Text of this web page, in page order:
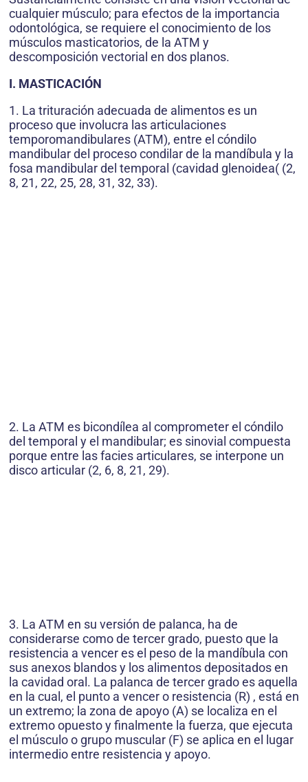
cualquier músculo; para efectos de la importancia
odontológica, se requiere el conocimiento de los
músculos masticatorios, de la ATM y
descomposición vectorial en dos planos.
I. MASTICACIÓN
1. La trituración adecuada de alimentos es un
proceso que involucra las articulaciones
temporomandibulares (ATM), entre el cóndilo
mandibular del proceso condilar de la mandíbula y la
fosa mandibular del temporal (cavidad glenoidea( (2,
8, 21, 22, 25, 28, 31, 32, 33).
2. La ATM es bicondílea al comprometer el cóndilo
del temporal y el mandibular; es sinovial compuesta
porque entre las facies articulares, se interpone un
disco articular (2, 6, 8, 21, 29).
3. La ATM en su versión de palanca, ha de
considerarse como de tercer grado, puesto que la
resistencia a vencer es el peso de la mandíbula con
sus anexos blandos y los alimentos depositados en
la cavidad oral. La palanca de tercer grado es aquella
en la cual, el punto a vencer o resistencia (R) , está en
un extremo; la zona de apoyo (A) se localiza en el
extremo opuesto y finalmente la fuerza, que ejecuta
el músculo o grupo muscular (F) se aplica en el lugar
intermedio entre resistencia y apoyo.